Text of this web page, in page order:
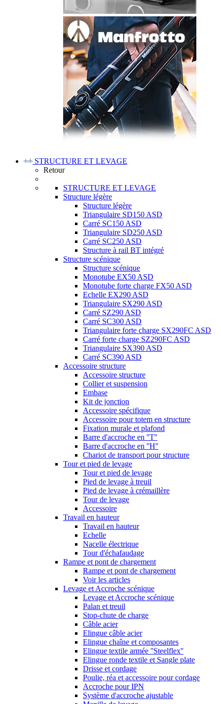
STRUCTURE ET LEVAGE
Retour
STRUCTURE ET LEVAGE
Structure légère
Structure légère
Triangulaire SD150 ASD
Carré SC150 ASD
Triangulaire SD250 ASD
Carré SC250 ASD
Structure à rail BT intégré
Structure scénique
Structure scénique
Monotube EX50 ASD
Monotube forte charge FX50 ASD
Echelle EX290 ASD
Triangulaire SX290 ASD
Carré SZ290 ASD
Carré SC300 ASD
Triangulaire forte charge SX290FC ASD
Carré forte charge SZ290FC ASD
Triangulaire SX390 ASD
Carré SC390 ASD
Accessoire structure
Accessoire structure
Collier et suspension
Embase
Kit de jonction
Accessoire spécifique
Accessoire pour totem en structure
Fixation murale et plafond
Barre d'accroche en ''T''
Barre d'accroche en ''H''
Chariot de transport pour structure
Tour et pied de levage
Tour et pied de levage
Pied de levage à treuil
Pied de levage à crémaillère
Tour de levage
Accessoire
Travail en hauteur
Travail en hauteur
Echelle
Nacelle électrique
Tour d'échafaudage
Rampe et pont de chargement
Rampe et pont de chargement
Voir les articles
Levage et Accroche scénique
Levage et Accroche scénique
Palan et treuil
Stop-chute de charge
Câble acier
Elingue câble acier
Elingue chaîne et composantes
Elingue textile armée ''Steelflex''
Elingue ronde textile et Sangle plate
Drisse et cordage
Poulie, réa et accessoire pour cordage
Accroche pour IPN
Système d'accroche ajustable